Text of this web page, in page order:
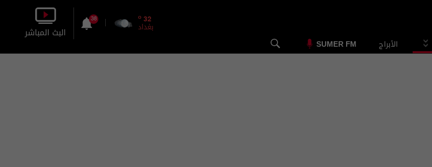
الأبراج SUMER FM
32
o
بغداد
38
البث المباشر